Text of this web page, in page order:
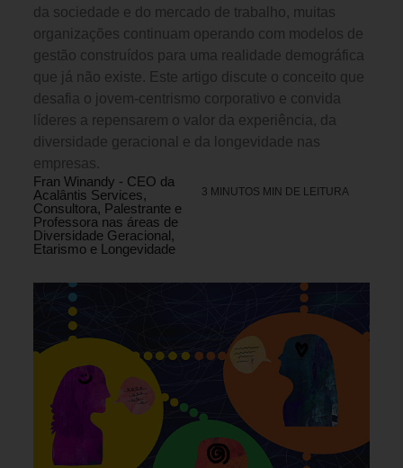
da sociedade e do mercado de trabalho, muitas
organizações continuam operando com modelos de
gestão construídos para uma realidade demográfica
que já não existe. Este artigo discute o conceito que
desafia o jovem-centrismo corporativo e convida
líderes a repensarem o valor da experiência, da
diversidade geracional e da longevidade nas
empresas.
Fran Winandy - CEO da
Acalântis Services,
Consultora, Palestrante e
Professora nas áreas de
Diversidade Geracional,
Etarismo e Longevidade
3 MINUTOS MIN DE LEITURA